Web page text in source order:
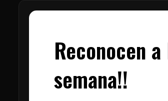
Reconocen
semana!!